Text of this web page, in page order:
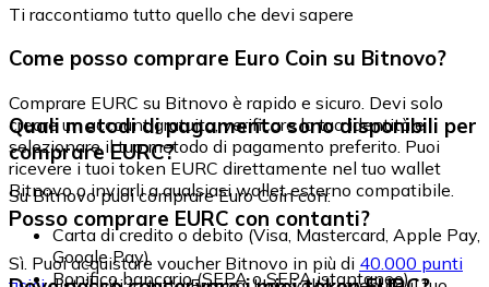
Ti raccontiamo tutto quello che devi sapere
Come posso comprare Euro Coin su Bitnovo?
Comprare EURC su Bitnovo è rapido e sicuro. Devi solo
creare un account gratuito, verificare la tua identità e
selezionare il tuo metodo di pagamento preferito. Puoi
ricevere i tuoi token EURC direttamente nel tuo wallet
Bitnovo o inviarli a qualsiasi wallet esterno compatibile.
Quali metodi di pagamento sono disponibili per
comprare EURC?
Su Bitnovo puoi comprare Euro Coin con:
Carta di credito o debito (Visa, Mastercard, Apple Pay,
Google Pay)
Bonifico bancario (SEPA o SEPA istantaneo)
Posso comprare EURC con contanti?
Sì. Puoi acquistare voucher Bitnovo in più di 40.000 punti